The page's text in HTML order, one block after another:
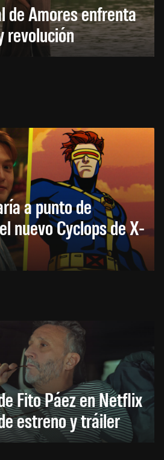
de Amores enfrenta
revolución
a punto de
nuevo Cyclops de X-
Fito Páez en Netflix
estreno y tráiler